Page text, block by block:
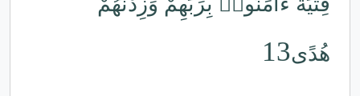
هُدًى13